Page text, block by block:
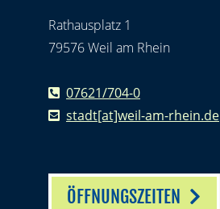
Rathausplatz 1
79576 Weil am Rhein
07621/704-0
stadt[at]weil-am-rhein.de
ÖFFNUNGSZEITEN